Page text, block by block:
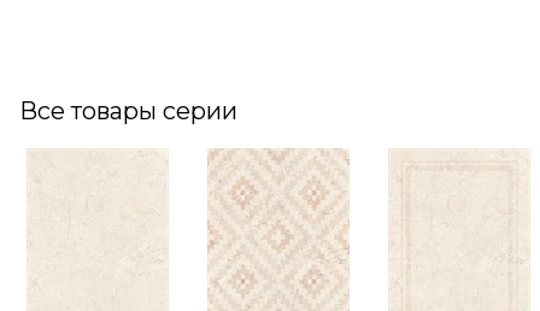
Все товары серии